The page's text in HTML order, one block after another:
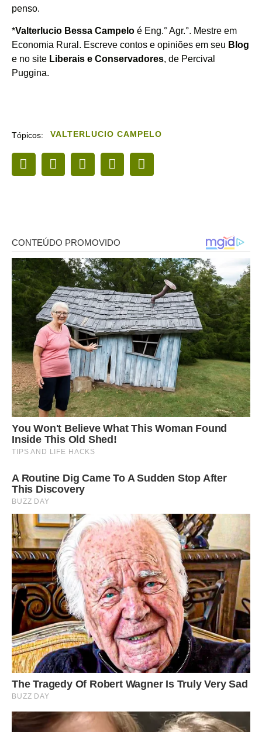
penso.
*Valterlucio Bessa Campelo é Eng.° Agr.°. Mestre em
Economia Rural. Escreve contos e opiniões em seu Blog
e no site Liberais e Conservadores, de Percival
Puggina.
Tópicos: VALTERLUCIO CAMPELO